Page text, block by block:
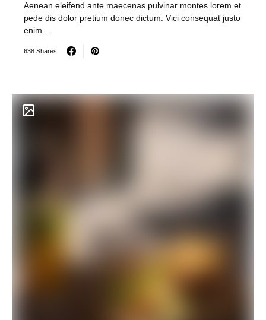
Aenean eleifend ante maecenas pulvinar montes lorem et
pede dis dolor pretium donec dictum. Vici consequat justo
enim.…
638 Shares